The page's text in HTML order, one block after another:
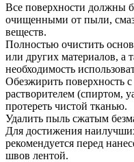
Все поверхности должны
очищенными от пыли,
веществ.
Полностью очистить
или других материалов, а
необходимость
Обезжирить поверхность
растворителем (спиртом,
протереть чистой тканью.
Удалить пыль сжатым
Для достижения
рекомендуется перед
швов лентой.